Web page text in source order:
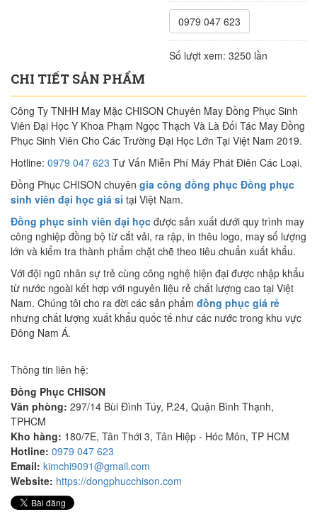
0979 047 623
Số lượt xem: 3250 lần
CHI TIẾT SẢN PHẨM
Công Ty TNHH May Mặc CHISON Chuyên May Đồng Phục Sinh
Viên Đại Học Y Khoa Phạm Ngọc Thạch Và Là Đối Tác May Đồng
Phục Sinh Viên Cho Các Trường Đại Học Lớn Tại Việt Nam 2019.
Hotline: 0979 047 623 Tư Vấn Miễn Phí Máy Phát Điên Các Loại.
Đồng Phục CHISON chuyên gia công đồng phục Đồng phục
sinh viên đại học giá sỉ tại Việt Nam.
Đồng phục sinh viên đại học được sản xuất dưới quy trình may
công nghiệp đồng bộ từ cắt vải, ra rập, in thêu logo, may số lượng
lớn và kiểm tra thành phẩm chặt chẽ theo tiêu chuẩn xuất khẩu.
Với đội ngũ nhân sự trẻ cùng công nghệ hiện đại được nhập khẩu
từ nước ngoài kết hợp với nguyên liệu rẻ chất lượng cao tại Việt
Nam. Chúng tôi cho ra đời các sản phẩm đồng phục giá rẻ
nhưng chất lượng xuất khẩu quốc tế như các nước trong khu vực
Đông Nam Á.
Thông tin liên hệ:
Đồng Phục CHISON
Văn phòng: 297/14 Bùi Đình Túy, P.24, Quận Bình Thạnh,
TPHCM
Kho hàng: 180/7E, Tân Thới 3, Tân Hiệp - Hóc Môn, TP HCM
Hotline: 0979 047 623
Email: kimchi9091@gmail.com
Website: https://dongphucchison.com